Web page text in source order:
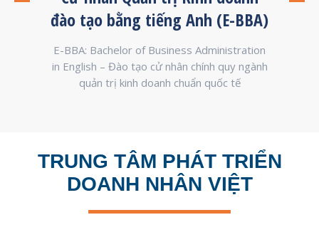
đào tạo bằng tiếng Anh (E-BBA)
E-BBA: Bachelor of Business Administration
in English – Đào tạo cử nhân chính quy ngành
quản trị kinh doanh chuẩn quốc tế
TRUNG TÂM PHÁT TRIỂN
DOANH NHÂN VIỆT